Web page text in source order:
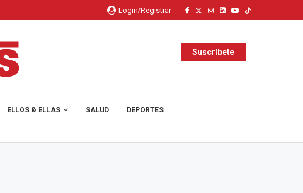
Login/Registrar
Suscríbete
ELLOS & ELLAS SALUD DEPORTES